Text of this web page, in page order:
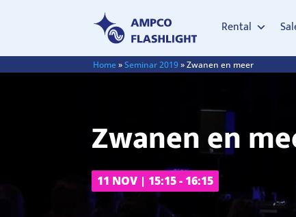
Rental
Home»Seminar 2019»Zwanen en meer
Zwanen en
11 NOV | 15:15 - 16:15